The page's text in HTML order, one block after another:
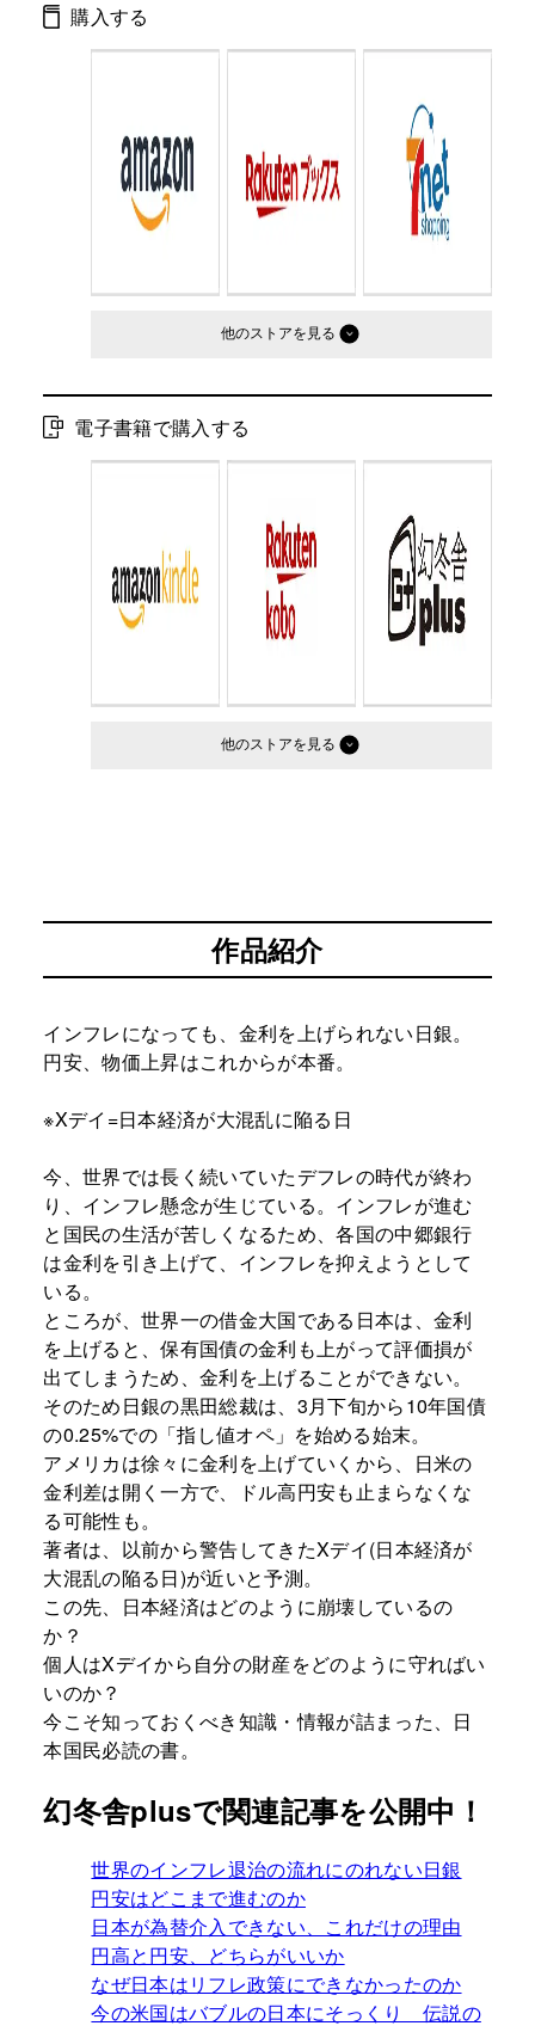
ページ数：
判型： B6判変型
購入する
他のストア
電子書籍で購入する
他のストア
作品紹介
インフレになっても、金利を上げられない日銀。
円安、物価上昇はこれからが本番。
※Xデイ=日本経済が大混乱に陥る日
今、世界では長く続いていたデフレの時代が終わ
り、インフレ懸念が生じている。インフレが進む
と国民の生活が苦しくなるため、各国の中郷銀行
は金利を引き上げて、インフレを抑えようとして
いる。
ところが、世界一の借金大国である日本は、金利
を上げると、保有国債の金利も上がって評価損が
出てしまうため、金利を上げることができない。
そのため日銀の黒田総裁は、3月下旬から10年国債
の0.25%での「指し値オペ」を始める始末。
アメリカは徐々に金利を上げていくから、日米の
金利差は開く一方で、ドル高円安も止まらなくな
る可能性も。
著者は、以前から警告してきたXデイ(日本経済が
大混乱の陥る日)が近いと予測。
この先、日本経済はどのように崩壊しているの
か？
個人はXデイから自分の財産をどのように守ればい
いのか？
今こそ知っておくべき知識・情報が詰まった、日
本国民必読の書。
幻冬舎plusで関連記事を公開中！
世界のインフレ退治の流れにのれない日銀
円安はどこまで進むのか
日本が為替介入できない、これだけの理由
円高と円安、どちらがいいか
なぜ日本はリフレ政策にできなかったのか
今の米国はバブルの日本にそっくり 伝説の